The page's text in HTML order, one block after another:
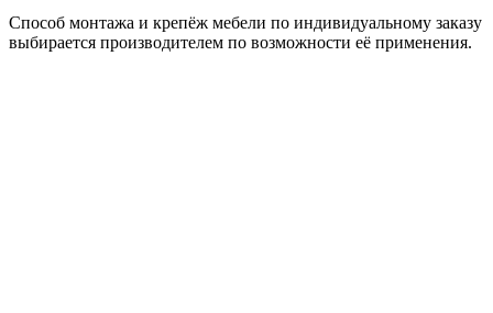
Способ монтажа и крепёж мебели по индивидуальному заказу
выбирается производителем по возможности её применения.